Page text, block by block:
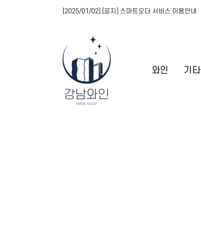
와인 기타
[2025/01/02] [공지] 스마트오더 서비스 이용안내